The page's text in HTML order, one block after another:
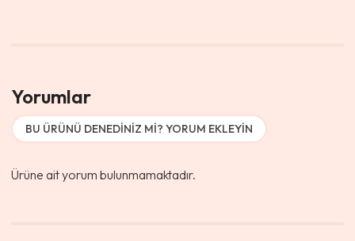
Yorumlar
BU ÜRÜNÜ DENEDINIZ MI? YORUM EKLEYIN
Ürüne ait yorum bulunmamaktadır.